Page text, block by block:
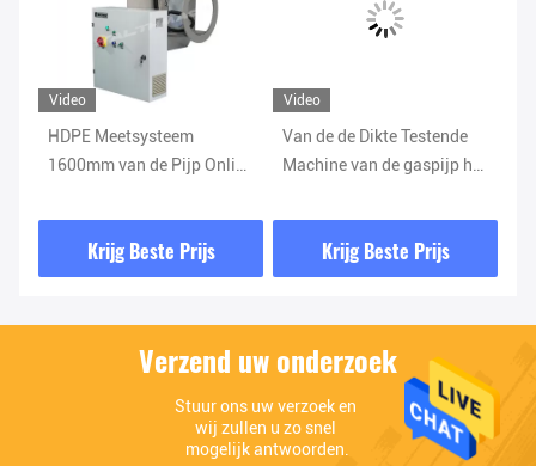
Video
HDPE Meetsysteem
1600mm van de Pijp Online
van de Pijpdikte
Krijg Beste Prijs
Video
Van de de Dikte Testende
Machine van de gaspijp het
Laag Meten
Krijg Beste Prijs
Verzend uw onderzoek
Stuur ons uw verzoek en
wij zullen u zo snel
mogelijk antwoorden.